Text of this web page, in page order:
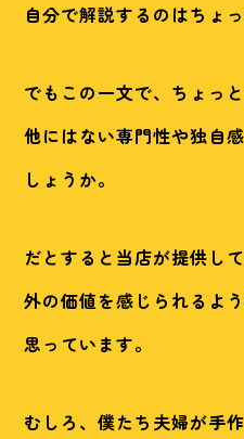
自分で解説するのはちょ
でもこの一文で、ちょっ
他にはない専門性や独自
しょうか。
だとすると当店が提供し
外の価値を感じられるよ
思っています。
むしろ、僕たち夫婦が手